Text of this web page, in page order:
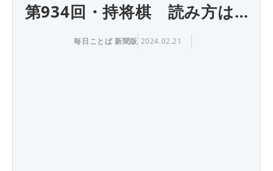
第934回・持将棋 読み方は…
毎日ことば 新聞版 2024.02.21